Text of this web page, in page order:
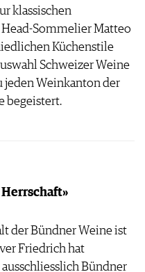
klassischen
Head-Sommelier Matteo
Küchenstile
Schweizer Weine
jeden Weinkanton der
begeistert.
der Bündner Weine ist
Friedrich hat
Bündner